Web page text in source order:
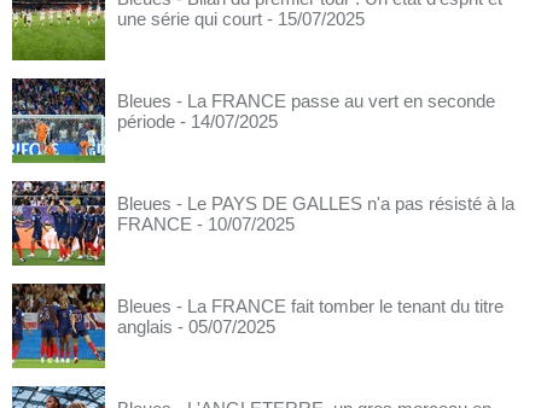
une série qui court - 15/07/2025
Bleues - La FRANCE passe au vert en seconde
période - 14/07/2025
Bleues - Le PAYS DE GALLES n'a pas résisté à la
FRANCE - 10/07/2025
Bleues - La FRANCE fait tomber le tenant du titre
anglais - 05/07/2025